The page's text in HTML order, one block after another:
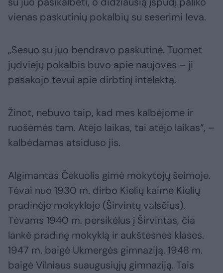
vienas paskutinių pokalbių su seserimi Ieva.
„Sesuo su juo bendravo paskutinė. Tuomet
jųdviejų pokalbis buvo apie naujoves – ji
pasakojo tėvui apie dirbtinį intelektą.
Žinot, nebuvo taip, kad mes kalbėjome ir
ruošėmės tam. Atėjo laikas, tai atėjo laikas“, –
kalbėdamas atsiduso jis.
Algimantas Čekuolis gimė mokytojų šeimoje.
Tėvai nuo 1930 m. dirbo Kielių kaime Kielių
pradinėje mokykloje (Širvintų valsčius).
Tėvams 1940 m. persikėlus į Širvintas, čia
lankė pradinę mokyklą ir aukštesnes klases.
1947 m. baigė Ukmergės gimnaziją. 1948 m.
baigė Vilniaus suaugusiųjų gimnaziją. Tais